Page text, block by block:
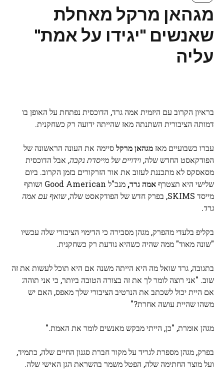
מגהאן מרקל מאחלת
שאנשים "יגידו על אמת"
עליה
בראיון הקרוב עם היזמית אמה גרד, הדוכסית נפתחת על האופן בו
דמותה הציבורית השתנתה מאז שהייתה ידועה רק כשחקנית.
עברו כשבועיים מאז מגהאן מרקלסיימה את העונה הראשונה של
הפודקאסט החדש שלה, וידויים של מייסדת נקבה, אבל הדוכסית
מסאסקס לא מתכננת לעזוב את אור הזרקורים בזמן הקרוב. ביום
שלישי היא תצטרףאמה גרד,
מנכ"ל Good American ושותף
מייסד SKIMS, בפרק חדש של הפודקאסט שלה,
שואף עם אמה
גרד.
בקליפ בלעדי מהפרק, מגהן מסבירה כי הדימוי הציבורי שלה עכשיו
"שונה מאוד" ממה שהיה כשהיא נודעת רק כשחקנית.
בתגובה, גרד שואל מה היא הייתה משנה אם היא תוכל לעשות את זה
שוב. "אני רוצה לומר לך את זה בצורה הטובה ביותר, כי אני תוהה:
אם היית יכול לשכתב את הנרטיב הציבורי שלך מאפס, האם יש
משהו שהיית עושה אחרת?"
מגהן אומרת, "כן, הייתי מבקש מאנשים לומר את האמת."
בפרק, מגהן מספרת לגריד על מקור חברת סגנון החיים שלה, כתמיד,
ועל מוצר החתימה שלה, הפטל משמר בהשראת הגן האישי שלה.